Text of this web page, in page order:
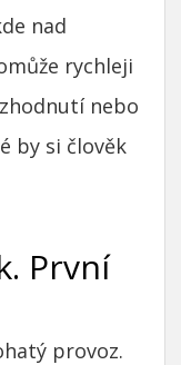
nad
rychleji
nebo
by si člověk
První
provoz.